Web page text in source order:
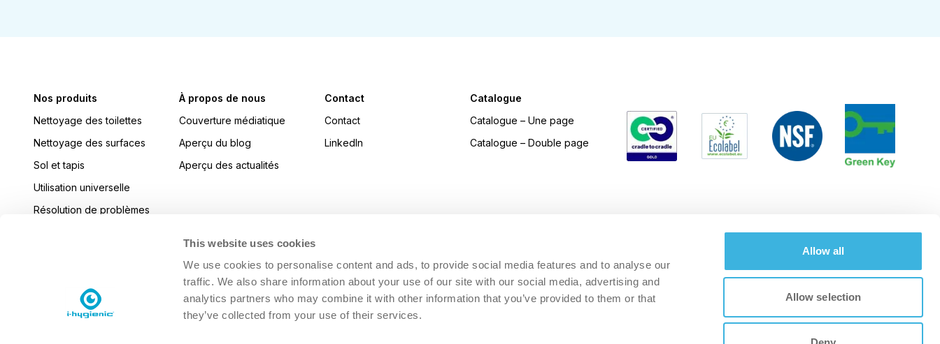
This website uses cookies
We use cookies to personalise content and ads, to provide social media features and to analyse our
traffic. We also share information about your use of our site with our social media, advertising and
analytics partners who may combine it with other information that you’ve provided to them or that
they’ve collected from your use of their services.
Allow all
Allow selection
Nos produits
Nettoyage des toilettes
Nettoyage des surfaces
Sol et tapis
Utilisation universelle
Résolution de problèmes
Blanchisserie
Soins de la peau
À propos de nous
Couverture médiatique
Aperçu du blog
Aperçu des actualités
Contact
Contact
LinkedIn
Catalogue
Catalogue – Une page
Catalogue – Double page